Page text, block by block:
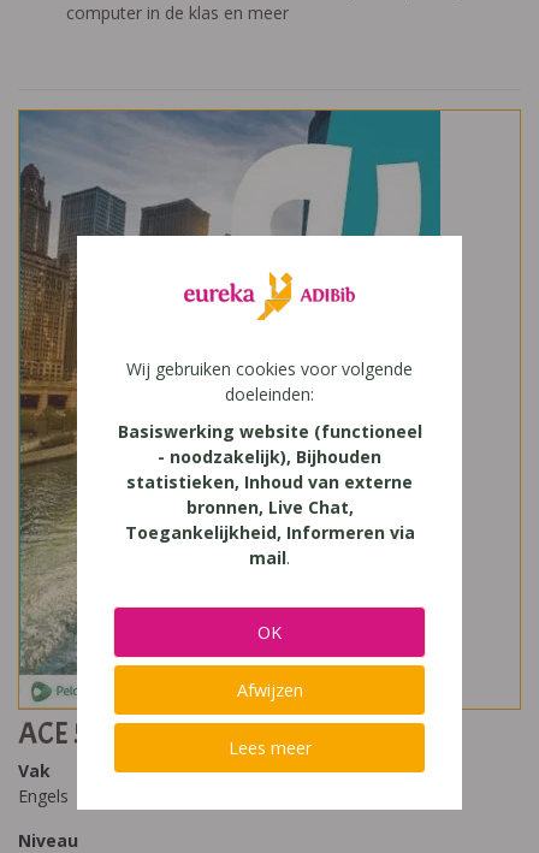
computer in de klas en meer
ACE 5 Textbook
Vak
Engels
Niveau
Wij gebruiken cookies voor volgende
doeleinden:
Basiswerking website (functioneel
- noodzakelijk), Bijhouden
statistieken, Inhoud van externe
bronnen, Live Chat,
Toegankelijkheid, Informeren via
mail.
OK
Afwijzen
Lees meer